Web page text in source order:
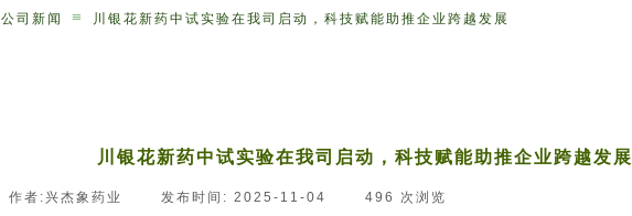
公司新闻 ≡ 川银花新药中试实验在我司启动，科技赋能助推企业跨越发展
川银花新药中试实验在我司启动，科技赋能助推企业跨越发展
作者:兴杰象药业 发布时间: 2025-11-04 496 次浏览